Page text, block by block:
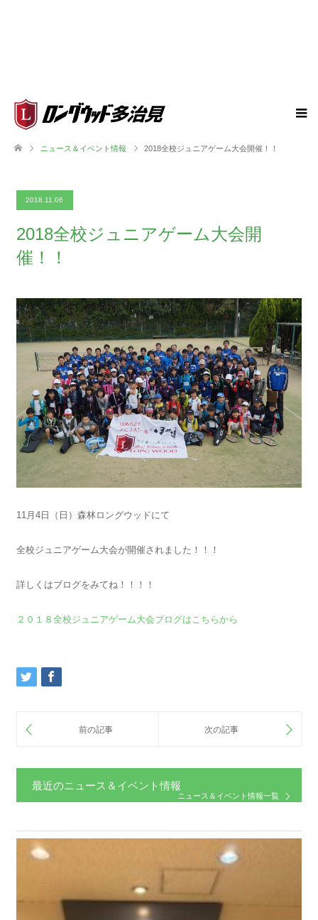
ニュース＆イベント情報 2018全校ジュニアゲーム大会開催！！
2018.11.06
2018全校ジュニアゲーム大会開
催！！
11月4日（日）森林ロングウッドにて
全校ジュニアゲーム大会が開催されました！！！
詳しくはブログをみてね！！！！
２０１８全校ジュニアゲーム大会ブログはこちらから
最近のニュース＆イベント情報
ニュース＆イベント情報一覧